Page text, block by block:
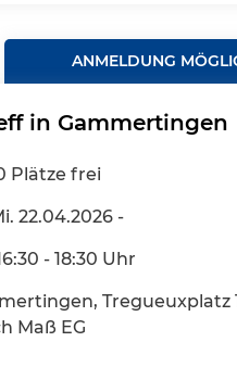
ANMELDUNG
in Gammertingen
Plätze frei
22.04.2026 -
- 18:30 Uhr
Tregueuxplatz
Maß EG